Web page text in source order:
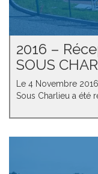
2016 –
SOUS
Le 4 Novembre
Sous Charlieu a été